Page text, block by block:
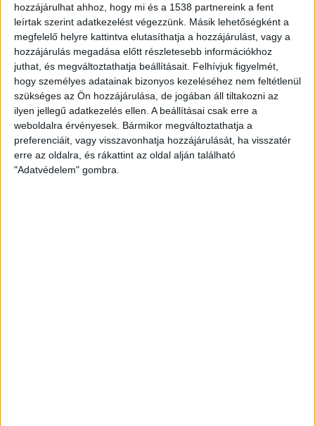
hozzájárulhat ahhoz, hogy mi és a 1538 partnereink a fent
leírtak szerint adatkezelést végezzünk. Másik lehetőségként a
megfelelő helyre kattintva elutasíthatja a hozzájárulást, vagy a
hozzájárulás megadása előtt részletesebb információkhoz
juthat, és megváltoztathatja beállításait. Felhívjuk figyelmét,
hogy személyes adatainak bizonyos kezeléséhez nem feltétlenül
szükséges az Ön hozzájárulása, de jogában áll tiltakozni az
ilyen jellegű adatkezelés ellen. A beállításai csak erre a
weboldalra érvényesek. Bármikor megváltoztathatja a
preferenciáit, vagy visszavonhatja hozzájárulását, ha visszatér
erre az oldalra, és rákattint az oldal alján található
"Adatvédelem" gombra.
Kilencmillió alatt indul a legolcsóbb elektromos
Volkswagen